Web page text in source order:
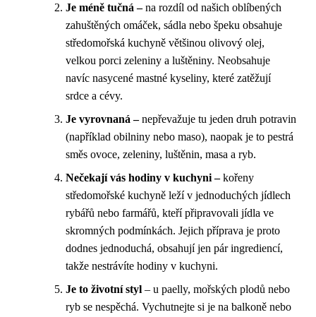
Je méně tučná –na rozdíl od našich oblíbených
zahuštěných omáček, sádla nebo špeku obsahuje
středomořská kuchyně většinou olivový olej,
velkou porci zeleniny a luštěniny. Neobsahuje
navíc nasycené mastné kyseliny, které zatěžují
srdce a cévy.
Je vyrovnaná –nepřevažuje tu jeden druh potravin
(například obilniny nebo maso), naopak je to pestrá
směs ovoce, zeleniny, luštěnin, masa a ryb.
Nečekají vás hodiny v kuchyni –kořeny
středomořské kuchyně leží v jednoduchých jídlech
rybářů nebo farmářů, kteří připravovali jídla ve
skromných podmínkách. Jejich příprava je proto
dodnes jednoduchá, obsahují jen pár ingrediencí,
takže nestrávíte hodiny v kuchyni.
Je to životní styl – u paelly, mořských plodů nebo
ryb se nespěchá. Vychutnejte si je na balkoně nebo